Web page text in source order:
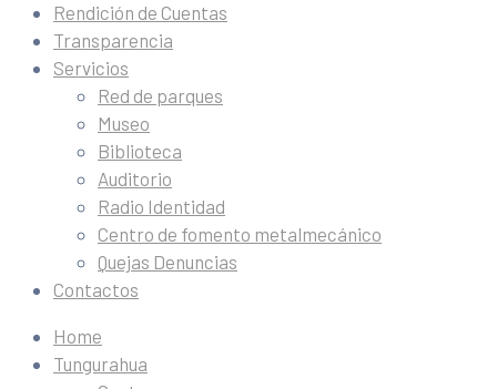
Rendición de Cuentas
Transparencia
Servicios
Red de parques
Museo
Biblioteca
Auditorio
Radio Identidad
Centro de fomento metalmecánico
Quejas Denuncias
Contactos
Home
Tungurahua